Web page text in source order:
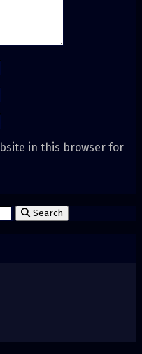
in this browser for
Search